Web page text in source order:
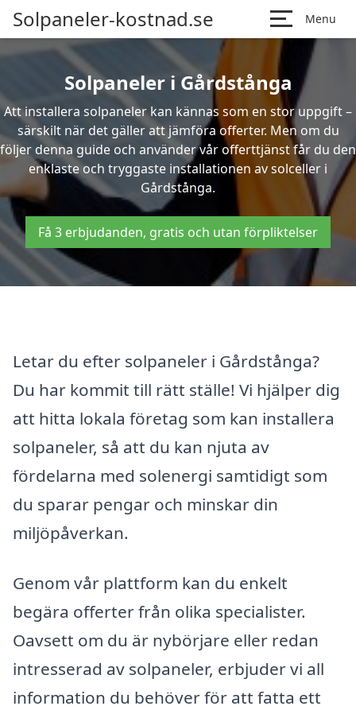
Solpaneler-kostnad.se Menu
Solpaneler i Gårdstånga
Att installera solpaneler kan kännas som en stor uppgift –
särskilt när det gäller att jämföra offerter. Men om du
följer denna guide och använder vår offerttjänst får du den
enklaste och tryggaste installationen av solceller i
Gårdstånga.
Få 3 erbjudanden, gratis och utan förpliktelser
Letar du efter solpaneler i Gårdstånga?
Du har kommit till rätt ställe! Vi hjälper dig
att hitta lokala företag som kan installera
solpaneler, så att du kan njuta av
fördelarna med solenergi samtidigt som
du sparar pengar och minskar din
miljöpåverkan.
Genom vår plattform kan du enkelt
begära offerter från olika specialister.
Oavsett om du är nybörjare eller redan
intresserad av solpaneler, erbjuder vi all
information du behöver för att fatta ett